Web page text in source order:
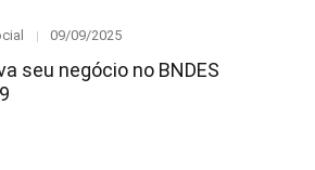
Posted
09/09/2025
seu negócio no BNDES